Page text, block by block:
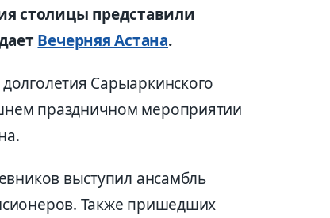
столицы представили
Вечерняя Астана.
Сарыаркинского
праздничном мероприятии
выступил ансамбль
Также пришедших